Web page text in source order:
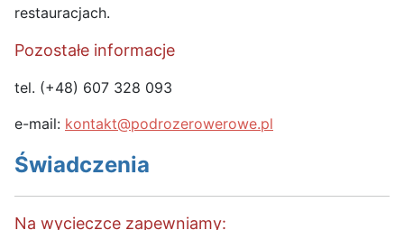
restauracjach.
Pozostałe informacje
tel. (+48) 607 328 093
e-mail: kontakt@podrozerowerowe.pl
Świadczenia
Na wycieczce zapewniamy: